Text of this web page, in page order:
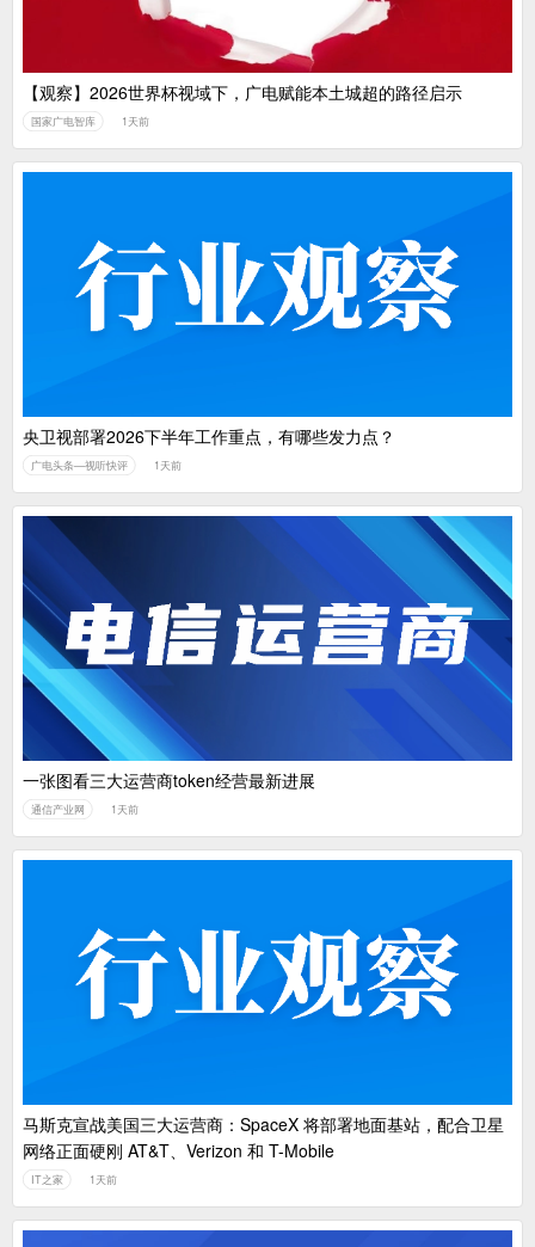
【观察】2026世界杯视域下，广电赋能本土城超的路径启示
国家广电智库 1天前
央卫视部署2026下半年工作重点，有哪些发力点？
广电头条—视听快评 1天前
一张图看三大运营商token经营最新进展
通信产业网 1天前
马斯克宣战美国三大运营商：SpaceX 将部署地面基站，配合卫星
网络正面硬刚 AT&T、Verizon 和 T-Mobile
IT之家 1天前